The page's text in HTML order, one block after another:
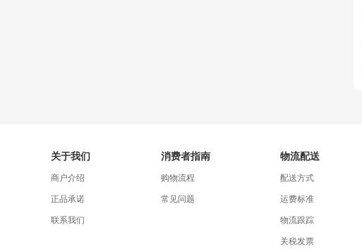
关于我们
商户介绍
正品承诺
联系我们
消费者指南
购物流程
常见问题
物流配送
配送方式
运费标准
物流跟踪
关税发票